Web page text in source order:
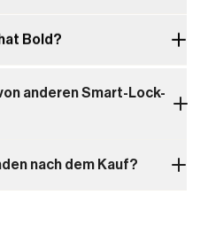
Bold?
anderen Smart-Lock-
nach dem Kauf?